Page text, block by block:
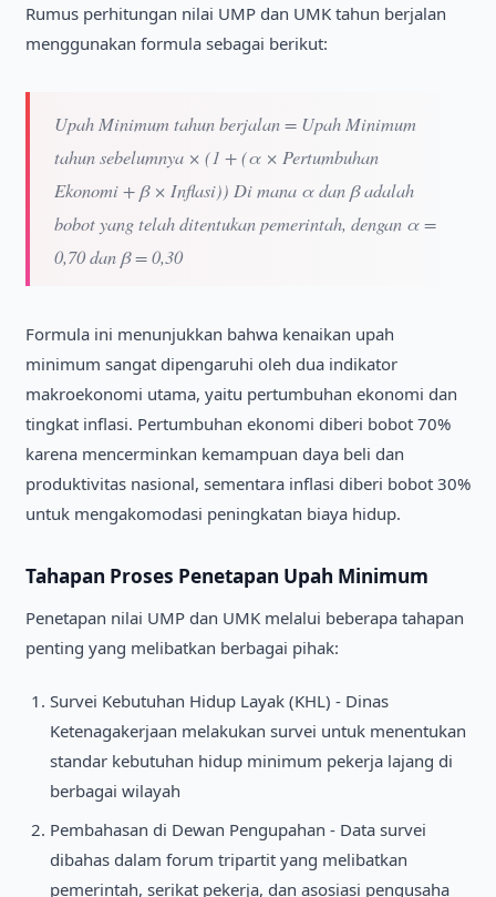
Rumus perhitungan nilai UMP dan UMK tahun berjalan
menggunakan formula sebagai berikut:
Upah Minimum tahun berjalan = Upah Minimum
tahun sebelumnya × (1 + (α × Pertumbuhan
Ekonomi + β × Inflasi)) Di mana α dan β adalah
bobot yang telah ditentukan pemerintah, dengan α =
0,70 dan β = 0,30
Formula ini menunjukkan bahwa kenaikan upah
minimum sangat dipengaruhi oleh dua indikator
makroekonomi utama, yaitu pertumbuhan ekonomi dan
tingkat inflasi. Pertumbuhan ekonomi diberi bobot 70%
karena mencerminkan kemampuan daya beli dan
produktivitas nasional, sementara inflasi diberi bobot 30%
untuk mengakomodasi peningkatan biaya hidup.
Tahapan Proses Penetapan Upah Minimum
Penetapan nilai UMP dan UMK melalui beberapa tahapan
penting yang melibatkan berbagai pihak:
Survei Kebutuhan Hidup Layak (KHL) - Dinas
Ketenagakerjaan melakukan survei untuk menentukan
standar kebutuhan hidup minimum pekerja lajang di
berbagai wilayah
Pembahasan di Dewan Pengupahan - Data survei
dibahas dalam forum tripartit yang melibatkan
pemerintah, serikat pekerja, dan asosiasi pengusaha